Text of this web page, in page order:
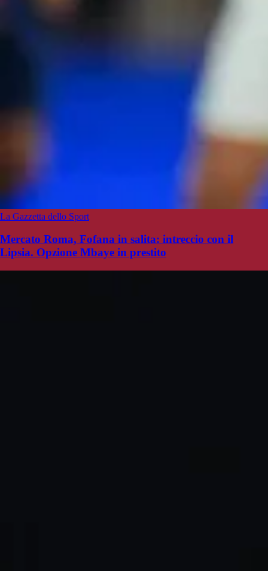
La Gazzetta dello Sport
Mercato Roma, Fofana in salita: intreccio con il
Lipsia. Opzione Mbaye in prestito